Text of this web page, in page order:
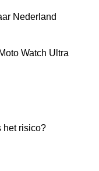
Nederland
Watch Ultra
het risico?